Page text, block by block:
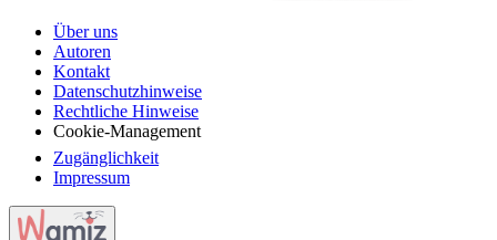
Über uns
Autoren
Kontakt
Datenschutzhinweise
Rechtliche Hinweise
Cookie-Management
Zugänglichkeit
Impressum